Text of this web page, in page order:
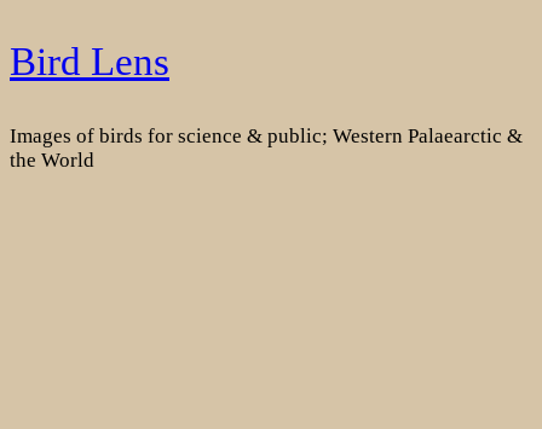
Skip
to
Bird Lens
Images of birds for science & public; Western Palaearctic &
the World